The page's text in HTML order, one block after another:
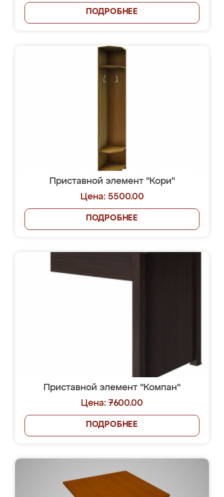
ПОДРОБНЕЕ
Приставной элемент "Кори"
Цена: 5500.00
ПОДРОБНЕЕ
Приставной элемент "Компан"
Цена: 7600.00
ПОДРОБНЕЕ